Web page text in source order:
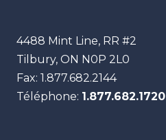
Maizex
4488 Mint Line, RR #2
Tilbury, ON N0P 2L0
Fax: 1.877.682.2144
Téléphone: 1.877.682.1720